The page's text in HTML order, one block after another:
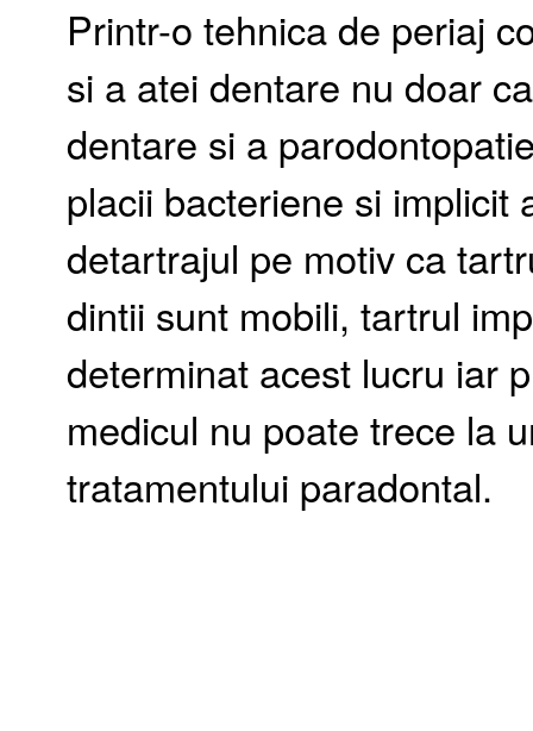
Printr-o tehnica de periaj
si a atei dentare nu doar
dentare si a
placii bacteriene si implicit
detartrajul pe motiv ca
dintii sunt mobili, tartrul
determinat acest lucru iar
medicul nu poate trece la
tratamentului paradontal.